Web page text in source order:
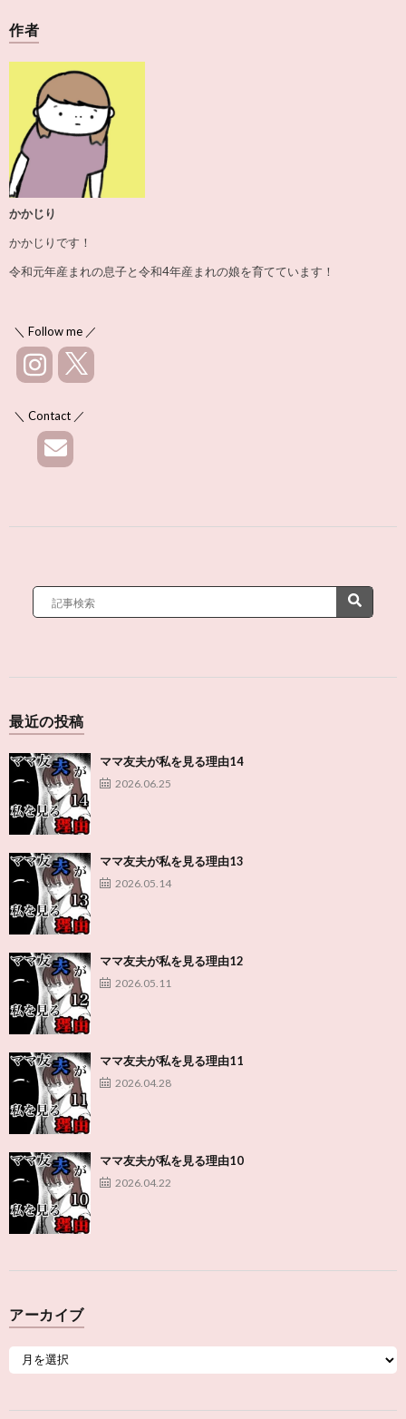
作者
かかじり
かかじりです！
令和元年産まれの息子と令和4年産まれの娘を育てています！
＼ Follow me ／
＼ Contact ／
最近の投稿
ママ友夫が私を見る理由14
2026.06.25
ママ友夫が私を見る理由13
2026.05.14
ママ友夫が私を見る理由12
2026.05.11
ママ友夫が私を見る理由11
2026.04.28
ママ友夫が私を見る理由10
2026.04.22
アーカイブ